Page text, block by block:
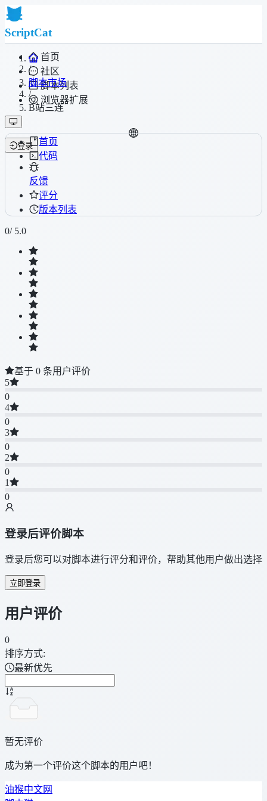
ScriptCat
首页
社区
脚本列表
浏览器扩展
登录
/
脚本市场
/
B站三连
首页
代码
反馈
评分
版本列表
0/ 5.0
基于 0 条用户评价
5
0
4
0
3
0
2
0
1
0
登录后评价脚本
登录后您可以对脚本进行评分和评价，帮助其他用户做出选择
立即登录
用户评价
0
排序方式:
最新优先
暂无评价
成为第一个评价这个脚本的用户吧！
油猴中文网